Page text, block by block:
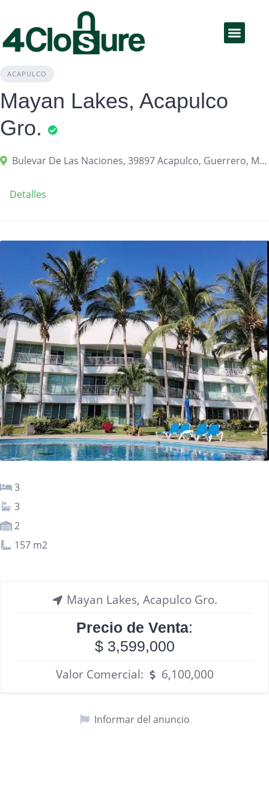
ACAPULCO
Mayan Lakes, Acapulco
Gro.
Bulevar De Las Naciones, 39897 Acapulco, Guerrero, México
Detalles
3
3
2
157 m2
Mayan Lakes, Acapulco Gro.
Precio de Venta:
$ 3,599,000
Valor Comercial: 6,100,000
Informar del anuncio